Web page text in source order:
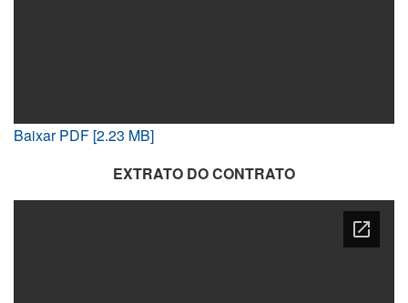
Baixar PDF [2.23 MB]
EXTRATO DO CONTRATO